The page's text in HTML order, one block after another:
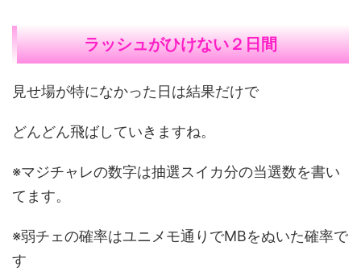
ラッシュがひけない２日間
見せ場が特になかった日は結果だけで
どんどん飛ばしていきますね。
※マジチャレの数字は抽選スイカ分の当選数を書い
てます。
※弱チェの確率はユニメモ通りでMBをぬいた確率で
す